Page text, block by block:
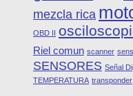
mezcla rica
OBD II
Riel comun scanner
SENSORES Señal
TEMPERATURA transponder